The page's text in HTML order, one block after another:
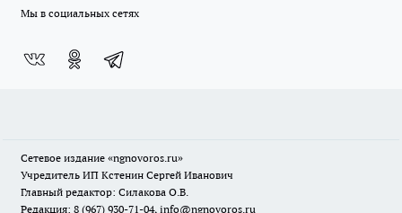
Мы в социальных сетях
Сетевое издание «ngnovoros.ru»
Учредитель ИП Кстенин Сергей Иванович
Главный редактор: Силакова О.В.
Редакция: 8 (967) 930-71-04, info@ngnovoros.ru